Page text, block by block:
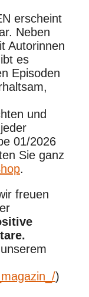
erscheint
Neben
Autorinnen
es
Episoden
und
01/2026
Sie ganz
.
freuen
)